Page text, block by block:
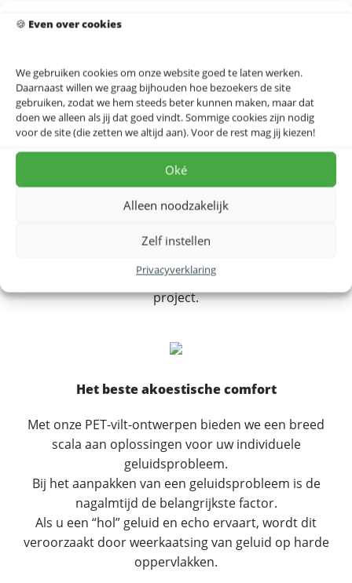
🍪 Even over cookies
We gebruiken cookies om onze website goed te laten werken.
Daarnaast willen we graag bijhouden hoe bezoekers de site
gebruiken, zodat we hem steeds beter kunnen maken, maar dat
doen we alleen als jij dat goed vindt. Sommige cookies zijn nodig
voor de site (die zetten we altijd aan). Voor de rest mag jij kiezen!
Oké
Alleen noodzakelijk
Zelf instellen
Privacyverklaring
verwerkt tot kleine korrels waaruit fijne vezels worden
In een Nederlandse fabriek worden de vezels laag voor
laag opgebouwd en onder warmte en druk
samengeperst tot stevige PET-viltplaten. Zo ontstaat
een materiaal dat niet alleen duurzaam is, maar ook
uitstekende akoestische eigenschappen heeft.
Doordat dit proces volledig in Nederland plaatsvindt,
houden we de productieketen kort,
minimaliseren we transport en verkleinen we onze CO₂-
vilt dat snel en flexibel beschikbaar is voor jouw
project.
Het beste akoestische comfort
Met onze PET-vilt-ontwerpen bieden we een breed
scala aan oplossingen voor uw individuele
geluidsprobleem.
Bij het aanpakken van een geluidsprobleem is de
nagalmtijd de belangrijkste factor.
Als u een “hol” geluid en echo ervaart, wordt dit
veroorzaakt door weerkaatsing van geluid op harde
oppervlakken.